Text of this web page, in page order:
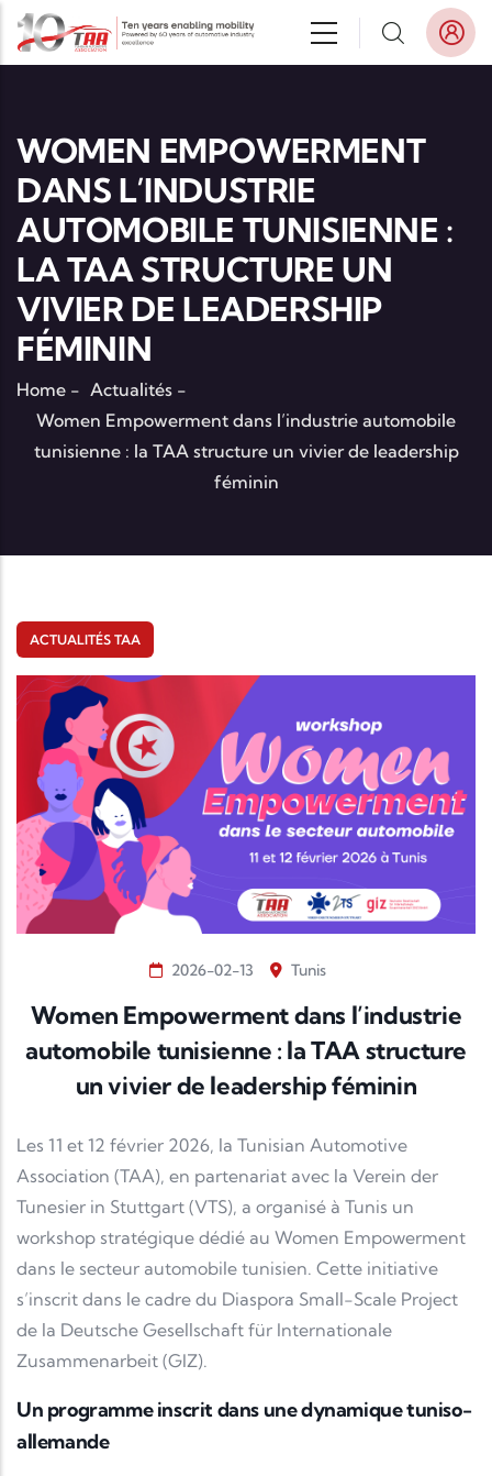
Aller au contenu principal
WOMEN EMPOWERMENT
DANS L’INDUSTRIE
AUTOMOBILE TUNISIENNE :
LA TAA STRUCTURE UN
VIVIER DE LEADERSHIP
FÉMININ
Home - Actualités -
Women Empowerment dans l’industrie automobile
tunisienne : la TAA structure un vivier de leadership
féminin
ACTUALITÉS TAA
2026-02-13 Tunis
Women Empowerment dans l’industrie
automobile tunisienne : la TAA structure
un vivier de leadership féminin
Les 11 et 12 février 2026, la Tunisian Automotive
Association (TAA), en partenariat avec la Verein der
Tunesier in Stuttgart (VTS), a organisé à Tunis un
workshop stratégique dédié au Women Empowerment
dans le secteur automobile tunisien. Cette initiative
s’inscrit dans le cadre du Diaspora Small-Scale Project
de la Deutsche Gesellschaft für Internationale
Zusammenarbeit (GIZ).
Un programme inscrit dans une dynamique tuniso-
allemande